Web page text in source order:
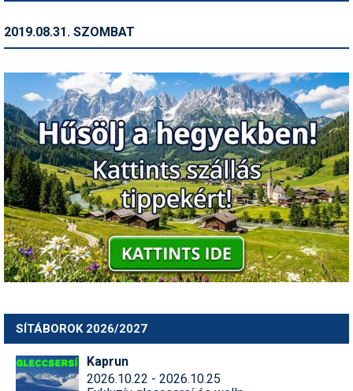
2019.08.31. SZOMBAT
SÍTÁBOROK 2026/2027
Kaprun
2026.10.22 - 2026.10.25